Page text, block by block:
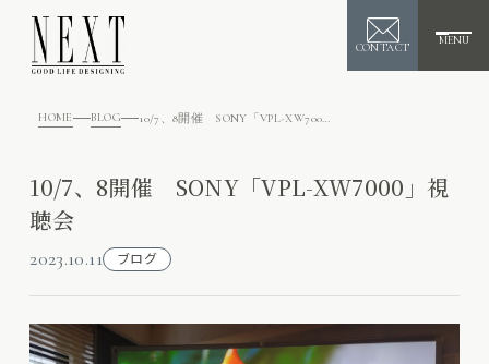
CONTACT
MENU
HOME BLOG
10/7、8開催 SONY「VPL-XW7000」視
聴会
2023.10.11 ブログ